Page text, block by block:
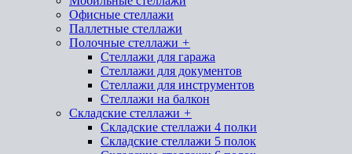
Офисные стеллажи
Паллетные стеллажи
Полочные стеллажи +
Стеллажи для гаража
Стеллажи для документов
Стеллажи для инструментов
Стеллажи на балкон
Складские стеллажи +
Складские стеллажи 4 полки
Складские стеллажи 5 полок